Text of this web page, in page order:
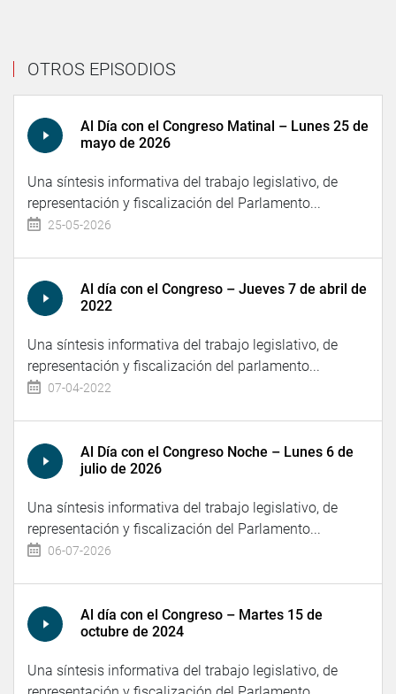
OTROS EPISODIOS
Al Día con el Congreso Matinal – Lunes 25 de
mayo de 2026
Una síntesis informativa del trabajo legislativo, de
representación y fiscalización del Parlamento...
25-05-2026
Al día con el Congreso – Jueves 7 de abril de
2022
Una síntesis informativa del trabajo legislativo, de
representación y fiscalización del parlamento...
07-04-2022
Al Día con el Congreso Noche – Lunes 6 de
julio de 2026
Una síntesis informativa del trabajo legislativo, de
representación y fiscalización del Parlamento...
06-07-2026
Al día con el Congreso – Martes 15 de
octubre de 2024
Una síntesis informativa del trabajo legislativo, de